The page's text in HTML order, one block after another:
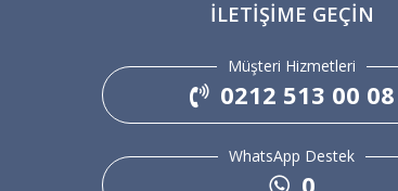
İLETIŞIME GEÇIN
Müşteri Hizmetleri
0212 513 00 08
WhatsApp Destek
0